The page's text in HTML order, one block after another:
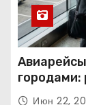
городами:
тарифные
Июн 22,